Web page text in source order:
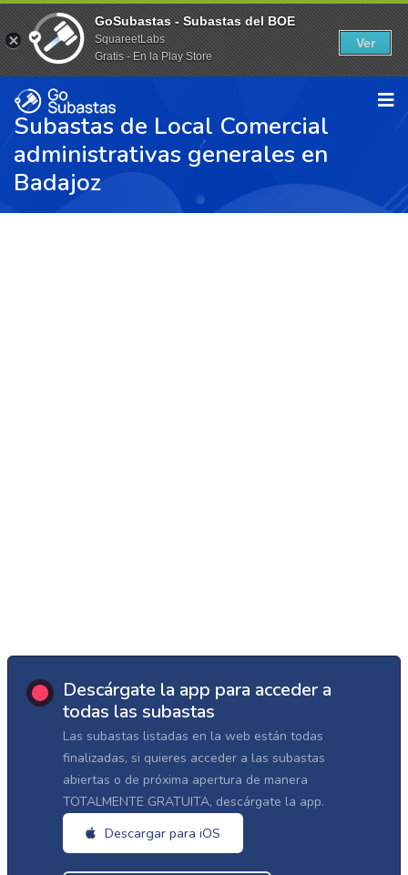
Subastas de Local Comercial
administrativas generales en
Badajoz
Descárgate la app para acceder a
todas las subastas
Las subastas listadas en la web están todas
finalizadas, si quieres acceder a las subastas
abiertas o de próxima apertura de manera
TOTALMENTE GRATUITA, descárgate la app.
Descargar para iOS
GoSubastas - Subastas del BOE
SquareetLabs
Gratis - En la Play Store
Ver